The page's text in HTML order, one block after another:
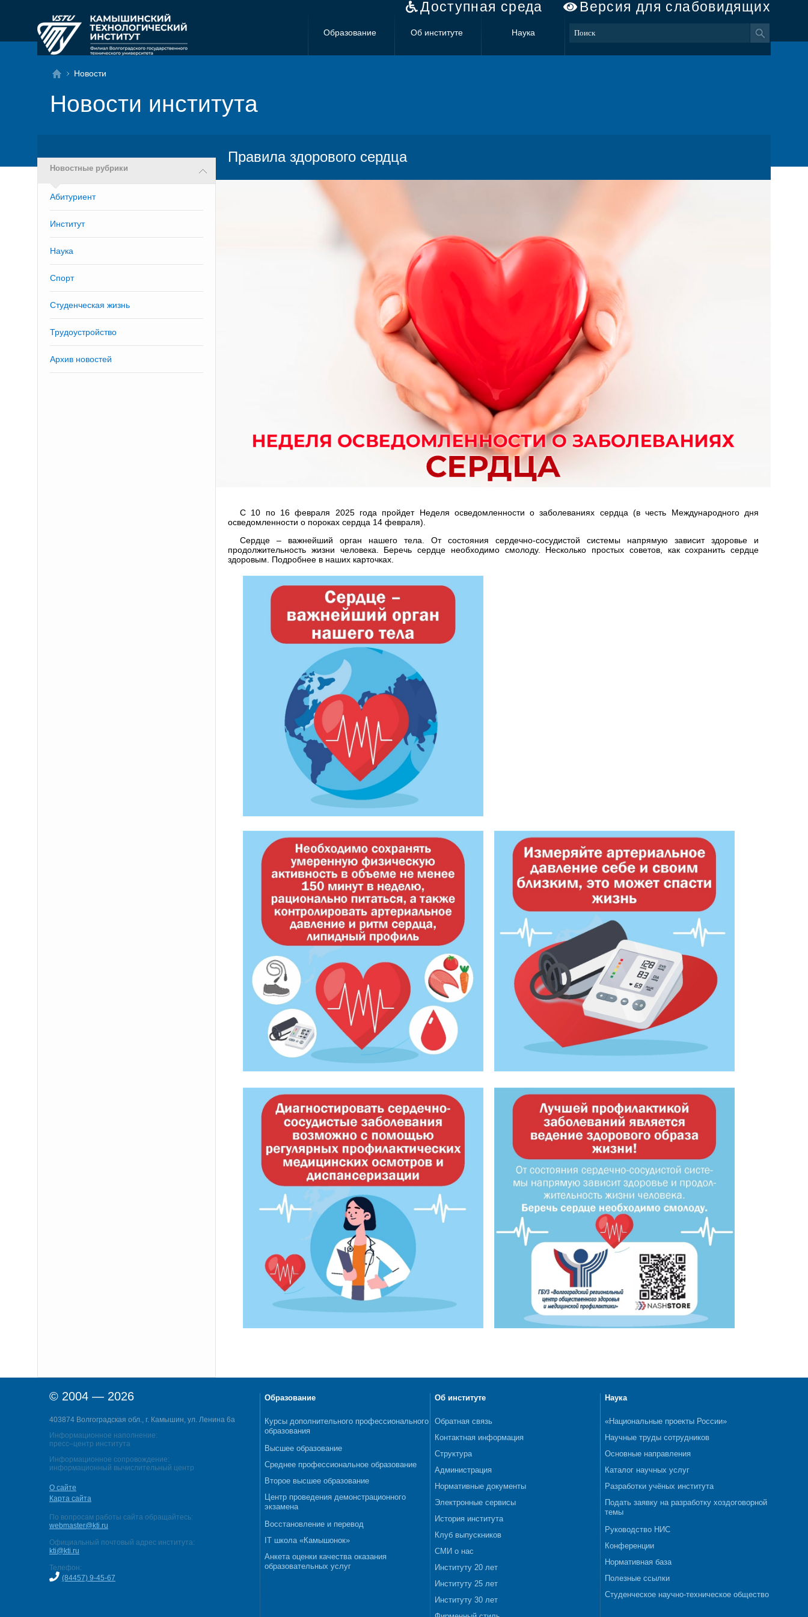
Доступная среда Версия для слабовидящих
Образование Об институте Наука
Новости
Новости института
Новостные рубрики
Абитуриент
Институт
Наука
Спорт
Студенческая жизнь
Трудоустройство
Архив новостей
Правила здорового сердца
С 10 по 16 февраля 2025 года пройдет Неделя осведомленности о заболеваниях сердца (в честь Международного дня
осведомленности о пороках сердца 14 февраля).
Сердце – важнейший орган нашего тела. От состояния сердечно-сосудистой системы напрямую зависит здоровье и
продолжительность жизни человека. Беречь сердце необходимо смолоду. Несколько простых советов, как сохранить сердце
здоровым. Подробнее в наших карточках.
© 2004 — 2026
403874 Волгоградская обл., г. Камышин, ул. Ленина 6а
Информационное наполнение:
пресс–центр института
Информационное сопровождение:
информационный вычислительный центр
О сайте
Карта сайта
По вопросам работы сайта обращайтесь:
webmaster@kti.ru
Официальный почтовый адрес института:
kti@kti.ru
Телефон:
(84457) 9-45-67
Образование
Курсы дополнительного профессионального
образования
Высшее образование
Среднее профессиональное образование
Второе высшее образование
Центр проведения демонстрационного
экзамена
Восстановление и перевод
IT школа «Камышонок»
Анкета оценки качества оказания
образовательных услуг
Об институте
Обратная связь
Контактная информация
Структура
Администрация
Нормативные документы
Электронные сервисы
История института
Клуб выпускников
СМИ о нас
Институту 20 лет
Институту 25 лет
Институту 30 лет
Наука
«Национальные проекты России»
Научные труды сотрудников
Основные направления
Каталог научных услуг
Разработки учёных института
Подать заявку на разработку хоздоговорной
темы
Руководство НИС
Конференции
Нормативная база
Полезные ссылки
Студенческое научно-техническое общество